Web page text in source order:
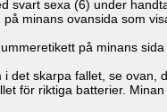
svart sexa (6) under
på minans ovansida som
på minans sida
i det skarpa fallet, se ovan,
för riktiga batterier. Minan